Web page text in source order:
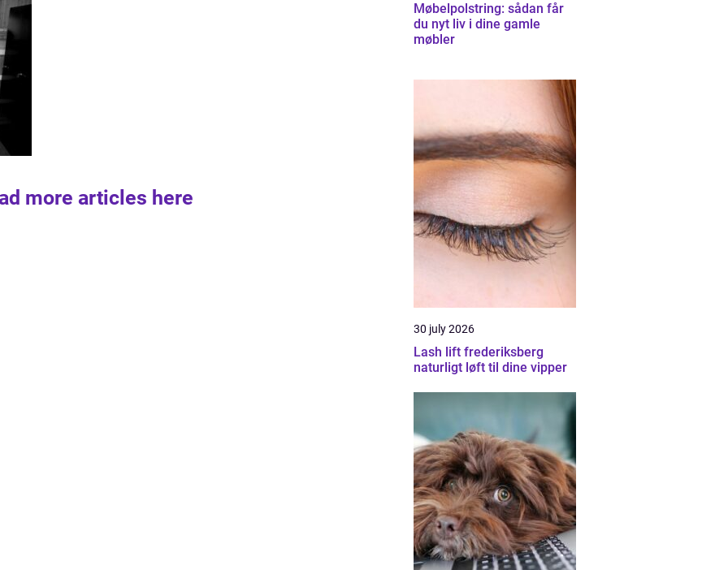
more articles here
Møbelpolstring: sådan får
du nyt liv i dine gamle
møbler
30 july 2026
Lash lift frederiksberg
naturligt løft til dine vipper